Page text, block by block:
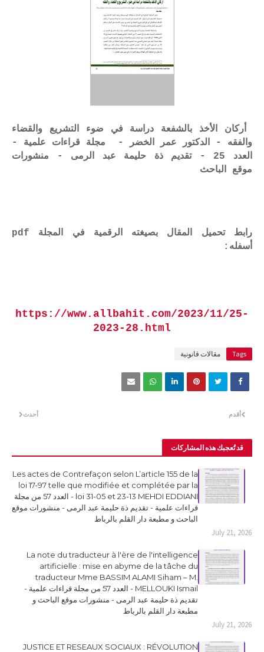
أركان الأخذ بالشفعة دراسة في ضوء التشريع والقضاء
والفقه - الدكتور عمر الخضر - مجلة قراءات علمية -
العدد 25 - تقديم ذة حليمة عبد الرمى - منشورات
موقع الباحث
رابط تحميل المقال بصيغته الرقمية في المجلة pdf
أسفله:
https://www.allbahit.com/2023/11/25-
2023-28.html
Tags مقالات قانونية
أحدث أقدم
قد تُعجبك هذه المشاركات
Les actes de Contrefaçon selon L’article 155 de la
loi 17-97 telle que modifiée et complétée par la
loi 31-05 et 23-13 MEHDI EDDIANI - العدد 57 من مجلة
قراءات علمية - تقديم ذة حليمة عبد الرمى - منشورات موقع
الباحث و مطبعة دار القلم بالرباط
July 21, 2026
La note du traducteur à l'ère de l'intelligence
artificielle : mise en abyme de la tâche du
traducteur Mme BASSIM ALAMI Siham – M.
MELLOUKI Ismail - العدد 57 من مجلة قراءات علمية -
تقديم ذة حليمة عبد الرمى - منشورات موقع الباحث و
مطبعة دار القلم بالرباط
July 21, 2026
JUSTICE ET RESEAUX SOCIAUX : RÉVOLUTION